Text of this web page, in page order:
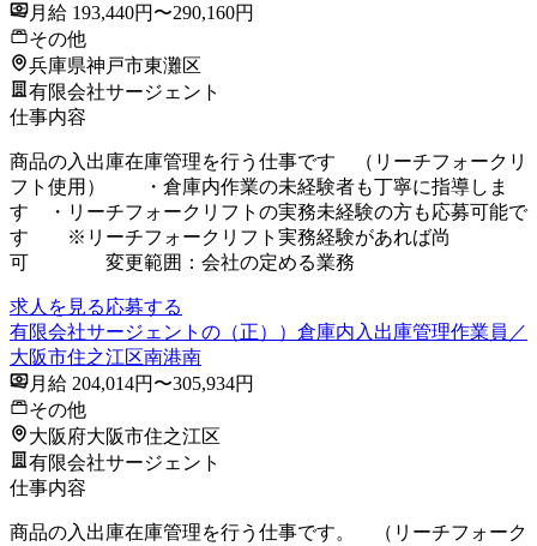
月給 193,440円〜290,160円
その他
兵庫県神戸市東灘区
有限会社サージェント
仕事内容
商品の入出庫在庫管理を行う仕事です （リーチフォークリ
フト使用） ・倉庫内作業の未経験者も丁寧に指導しま
す ・リーチフォークリフトの実務未経験の方も応募可能で
す ※リーチフォークリフト実務経験があれば尚
可 変更範囲：会社の定める業務
求人を見る応募する
有限会社サージェントの（正））倉庫内入出庫管理作業員／
大阪市住之江区南港南
月給 204,014円〜305,934円
その他
大阪府大阪市住之江区
有限会社サージェント
仕事内容
商品の入出庫在庫管理を行う仕事です。 （リーチフォーク